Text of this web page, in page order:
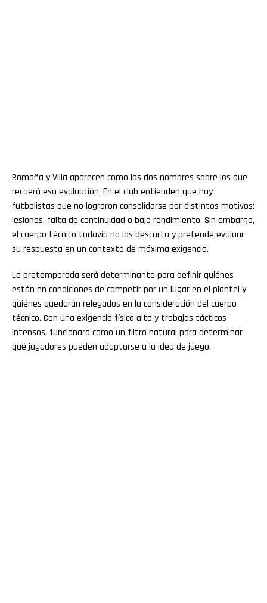
Romaña y Villa aparecen como los dos nombres sobre los que
recaerá esa evaluación. En el club entienden que hay
futbolistas que no lograron consolidarse por distintos motivos:
lesiones, falta de continuidad o bajo rendimiento. Sin embargo,
el cuerpo técnico todavía no los descarta y pretende evaluar
su respuesta en un contexto de máxima exigencia.
La pretemporada será determinante para definir quiénes
están en condiciones de competir por un lugar en el plantel y
quiénes quedarán relegados en la consideración del cuerpo
técnico. Con una exigencia física alta y trabajos tácticos
intensos, funcionará como un filtro natural para determinar
qué jugadores pueden adaptarse a la idea de juego.